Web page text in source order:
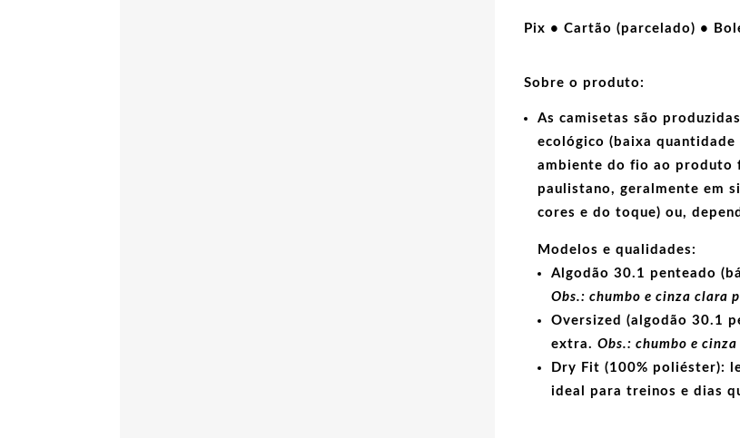
Pix • Cartão (parcelado) •
Sobre o produto:
As camisetas são
ecológico (baixa
ambiente do fio ao produto
paulistano, geralmente em
cores e do toque) ou,
Modelos e qualidades:
Algodão 30.1 penteado
Obs.: chumbo e cinza clara
Oversized (algodão 30.1
extra. Obs.: chumbo e
Dry Fit (100% poliéster):
ideal para treinos e dias